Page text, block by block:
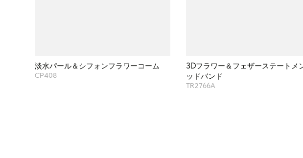
淡水パール＆シフォンフラワーコーム
CP408
3Dフラワー＆フェザーステートメ
ッドバンド
TR2766A